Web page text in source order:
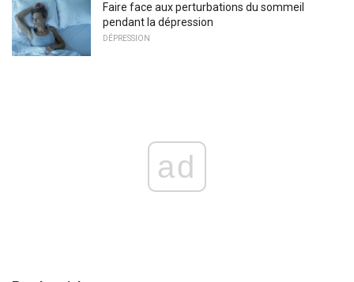
Faire face aux perturbations du sommeil
pendant la dépression
DÉPRESSION
ad